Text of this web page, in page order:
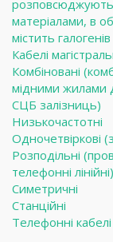
матеріалами, в
містить галогенів
Кабелі
Комбіновані
мідними жилами
СЦБ залізниць)
Низькочастотні
Одночетвіркові
Розподільні
телефонні лінійні)
Симетричні
Станційні
Телефонні кабелі